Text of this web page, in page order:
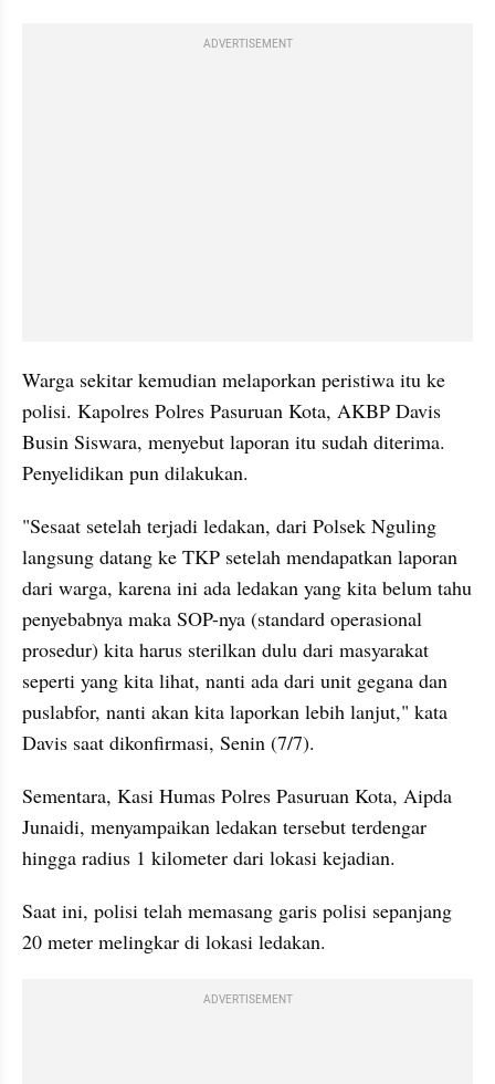
ADVERTISEMENT
Warga sekitar kemudian melaporkan peristiwa itu ke
polisi. Kapolres Polres Pasuruan Kota, AKBP Davis
Busin Siswara, menyebut laporan itu sudah diterima.
Penyelidikan pun dilakukan.
"Sesaat setelah terjadi ledakan, dari Polsek Nguling
langsung datang ke TKP setelah mendapatkan laporan
dari warga, karena ini ada ledakan yang kita belum tahu
penyebabnya maka SOP-nya (standard operasional
prosedur) kita harus sterilkan dulu dari masyarakat
seperti yang kita lihat, nanti ada dari unit gegana dan
puslabfor, nanti akan kita laporkan lebih lanjut," kata
Davis saat dikonfirmasi, Senin (7/7).
Sementara, Kasi Humas Polres Pasuruan Kota, Aipda
Junaidi, menyampaikan ledakan tersebut terdengar
hingga radius 1 kilometer dari lokasi kejadian.
Saat ini, polisi telah memasang garis polisi sepanjang
20 meter melingkar di lokasi ledakan.
ADVERTISEMENT